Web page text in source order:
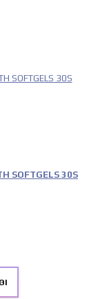
SOFTGELS 30S